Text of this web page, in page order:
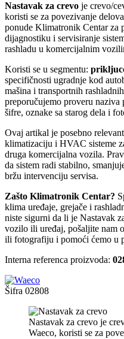
Nastavak za crevo je crevo/
koristi se za povezivanje
ponude Klimatronik Centar za
dijagnostiku i servisiranje
rashladu u komercijalnim
Koristi se u segmentu:
specifičnosti ugradnje kod
mašina i transportnih
preporučujemo proveru
šifre, oznake sa starog dela i
Ovaj artikal je posebno
klimatizaciju i HVAC sisteme
druga komercijalna vozila.
da sistem radi stabilno,
bržu intervenciju servisa.
Zašto Klimatronik Centar?
klima uređaje, grejače i
niste sigurni da li je Nastavak
vozilo ili uređaj, pošaljite nam
ili fotografiju i pomoći ćemo u
Interna referenca proizvoda:
Šifra 02808
Nastavak za crevo je
Waeco, koristi se za